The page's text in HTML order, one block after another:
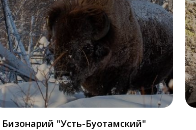
Бизонарий "Усть-Буотамский"